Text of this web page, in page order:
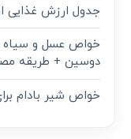
جدول ارزش غذایی
خواص عسل و سیاه
دوسین + طریقه
خواص شیر بادام